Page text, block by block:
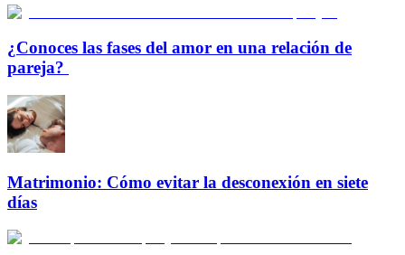
¿Conoces las fases del amor en una relación de
pareja?
Matrimonio: Cómo evitar la desconexión en siete
días